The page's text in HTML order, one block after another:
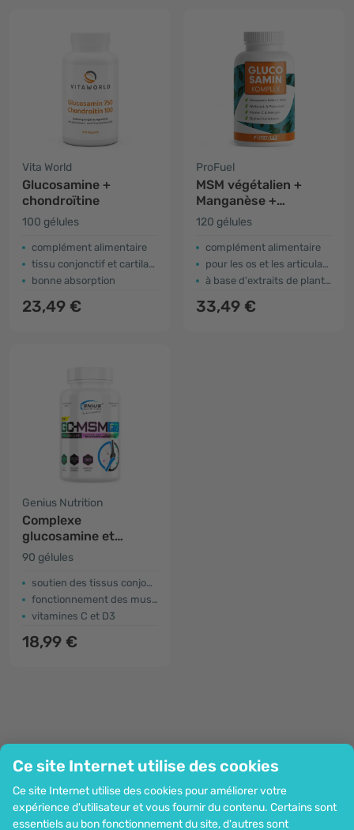
Ce site Internet utilise des cookies
Ce site Internet utilise des cookies pour améliorer votre
expérience d'utilisateur et vous fournir du contenu. Certains sont
essentiels au bon fonctionnement du site, d'autres sont
Vita World
Glucosamine +
chondroïtine
100 gélules
complément alimentaire
tissu conjonctif et cartilage
bonne absorption
23,49 €
ProFuel
MSM végétalien +
Manganèse +
Glucosamine
120 gélules
complément alimentaire
pour les os et les articulations
à base d'extraits de plantes
33,49 €
Genius Nutrition
Complexe
glucosamine et
chondroïtine
90 gélules
soutien des tissus conjonctifs
fonctionnement des muscles
vitamines C et D3
18,99 €
Information
Rejoignez-nous